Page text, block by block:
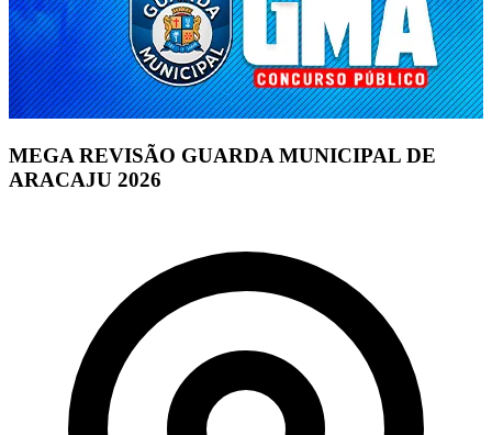
MEGA REVISÃO GUARDA MUNICIPAL DE
ARACAJU 2026